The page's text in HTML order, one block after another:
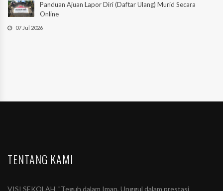
Panduan Ajuan Lapor Diri (Daftar Ulang) Murid Secara
Online
07 Jul 2026
TENTANG KAMI
VISI SEKOLAH "Teguh dalam Iman, Unggul dalam prestasi